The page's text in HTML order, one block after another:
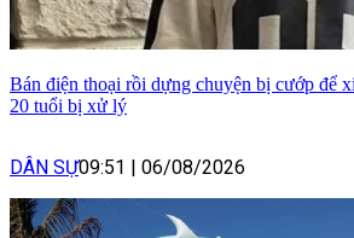
Bán điện thoại rồi dựng chuyện bị cướp để
20 tuổi bị xử lý
DÂN SỰ09:51 06/08/2026